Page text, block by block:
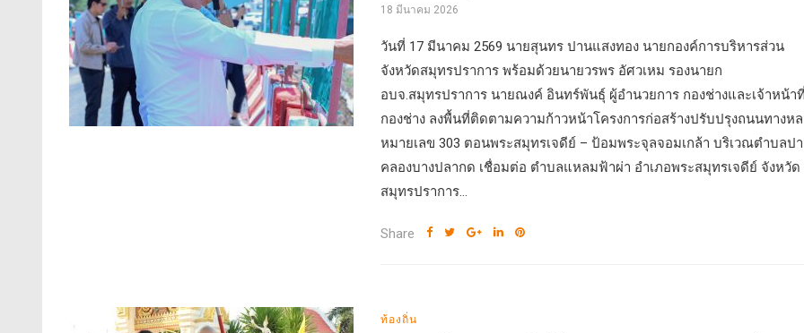
18 มีนาคม 2026
วันที่ 17 มีนาคม 2569 นายสุนทร ปานแสงทอง นายกองค์การบริหารส่วน
จังหวัดสมุทรปราการ พร้อมด้วยนายวรพร อัศวเหม รองนายก
อบจ.สมุทรปราการ นายณงค์ อินทร์พันธุ์ ผู้อำนวยการ กองช่างและเจ้าหน้า
กองช่าง ลงพื้นที่ติดตามความก้าวหน้าโครงการก่อสร้างปรับปรุงถนนทางหล
หมายเลข 303 ตอนพระสมุทรเจดีย์ – ป้อมพระจุลจอมเกล้า บริเวณตำบลป
คลองบางปลากด เชื่อมต่อ ตำบลแหลมฟ้าผ่า อำเภอพระสมุทรเจดีย์ จังหวัด
สมุทรปราการ...
Share
ท้องถิ่น